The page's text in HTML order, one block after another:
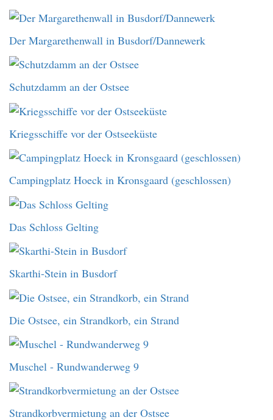
Der Margarethenwall in Busdorf/Dannewerk
Schutzdamm an der Ostsee
Kriegsschiffe vor der Ostseeküste
Campingplatz Hoeck in Kronsgaard (geschlossen)
Das Schloss Gelting
Skarthi-Stein in Busdorf
Die Ostsee, ein Strandkorb, ein Strand
Muschel - Rundwanderweg 9
Strandkorbvermietung an der Ostsee